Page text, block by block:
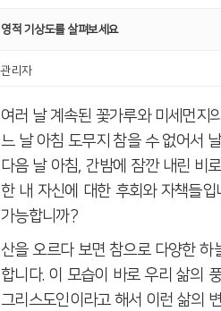
영적 기상도를 살펴보세요
관리자
여러 날 계속된 꽃가루와 미세먼지
느 날 아침 도무지 참을 수 없어서
다음 날 아침, 간밤에 잠깐 내린 비
한 내 자신에 대한 후회와 자책들입
가능합니까?
산을 오르다 보면 참으로 다양한 하
합니다. 이 모습이 바로 우리 삶의
그리스도인이라고 해서 이런 삶의